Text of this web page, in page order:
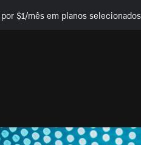
$1/mês em planos